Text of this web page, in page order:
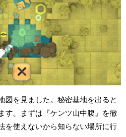
図を見ました。秘密基地を出ると
す。まずは『ケンツ山中腹』を徹
を使えないから知らない場所に行